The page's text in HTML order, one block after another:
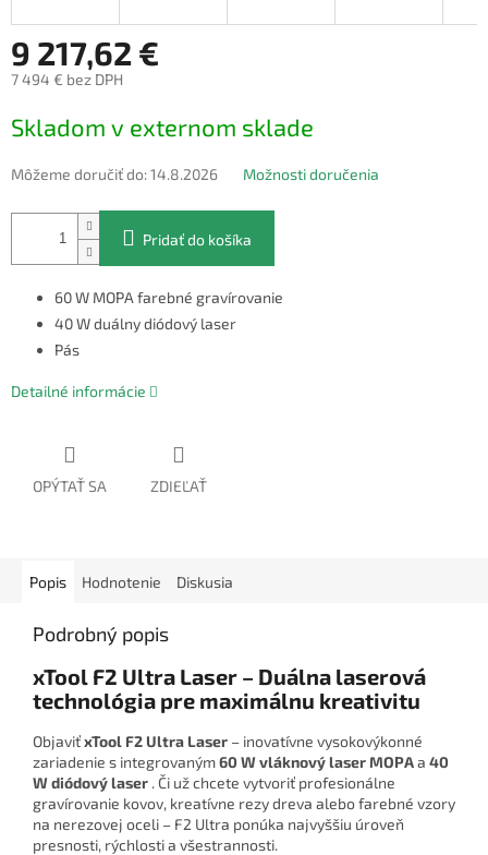
9 217,62 €
7 494 € bez DPH
cena:
Skladom v externom sklade
Môžeme doručiť do:14.8.2026 Možnosti doručenia
Pridať do košíka
60 W MOPA farebné gravírovanie
40 W duálny diódový laser
Pás
Detailné informácie
OPÝTAŤ SA ZDIEĽAŤ
Popis Hodnotenie Diskusia
Podrobný popis
xTool F2 Ultra Laser – Duálna laserová
technológia pre maximálnu kreativitu
ObjaviťxTool F2 Ultra Laser – inovatívne vysokovýkonné
zariadenie s integrovaným60 W vláknový laser MOPAa 40
W diódový laser . Či už chcete vytvoriť profesionálne
gravírovanie kovov, kreatívne rezy dreva alebo farebné vzory
na nerezovej oceli – F2 Ultra ponúka najvyššiu úroveň
presnosti, rýchlosti a všestrannosti.